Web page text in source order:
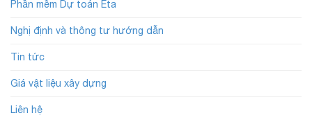
Phần mềm Dự toán Eta
Nghị định và thông tư hướng dẫn
Tin tức
Giá vật liệu xây dựng
Liên hệ